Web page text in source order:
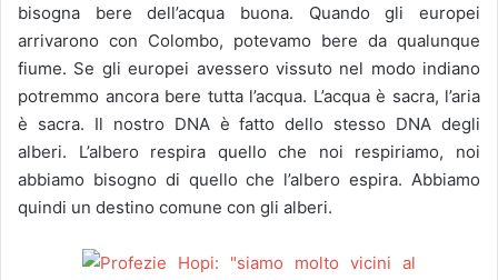
bisogna bere dell’acqua buona. Quando gli europei
arrivarono con Colombo, potevamo bere da qualunque
fiume. Se gli europei avessero vissuto nel modo indiano
potremmo ancora bere tutta l’acqua. L’acqua è sacra, l’aria
è sacra. Il nostro DNA è fatto dello stesso DNA degli
alberi. L’albero respira quello che noi respiriamo, noi
abbiamo bisogno di quello che l’albero espira. Abbiamo
quindi un destino comune con gli alberi.